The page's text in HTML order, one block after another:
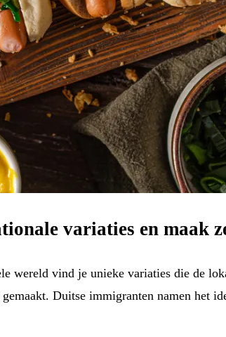
variaties en maak
wereld vind je unieke variaties die de
Duitse immigranten namen het